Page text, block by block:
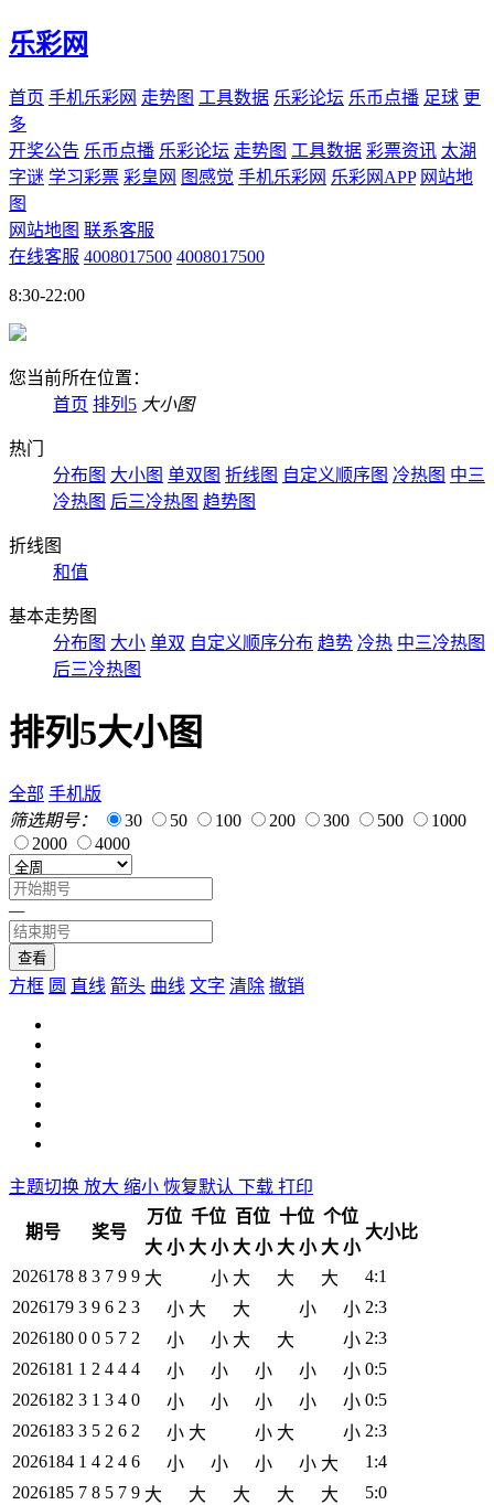
乐彩网
首页 手机乐彩网 走势图 工具数据 乐彩论坛 乐币点播 足球 更
多
开奖公告 乐币点播 乐彩论坛 走势图 工具数据 彩票资讯 太湖
字谜 学习彩票 彩皇网 图感觉 手机乐彩网 乐彩网APP 网站地
图
网站地图 联系客服
在线客服 4008017500 4008017500
8:30-22:00
您当前所在位置：
首页 排列5 大小图
热门
分布图 大小图 单双图 折线图 自定义顺序图 冷热图 中三
冷热图 后三冷热图 趋势图
折线图
和值
基本走势图
分布图 大小 单双 自定义顺序分布 趋势 冷热 中三冷热图
后三冷热图
排列5大小图
全部 手机版
筛选期号：
30 50 100 200 300 500
1000
2000
4000
—
查看
方框 圆 直线 箭头 曲线 文字 清除 撤销
主题切换 放大 缩小 恢复默认 下载 打印
期号 奖号
万位 千位 百位 十位 个位
大小比
大 小 大 小 大 小 大 小 大 小
2026178 8 3 7 9 9 大 小 大 大 大
4:1
2026179 3 9 6 2 3 小 大 大 小 小 2:3
2026180 0 0 5 7 2 小 小 大 大 小 2:3
2026181 1 2 4 4 4 小 小 小 小 小 0:5
2026182 3 1 3 4 0 小 小 小 小 小 0:5
2026183 3 5 2 6 2 小 大 小 大 小 2:3
2026184 1 4 2 4 6 小 小 小 小 大
1:4
2026185 7 8 5 7 9 大 大 大 大 大
5:0